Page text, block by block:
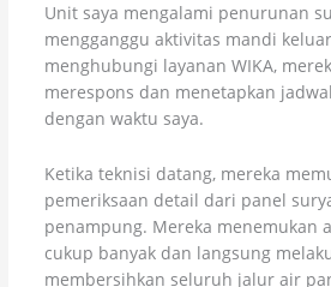
Unit saya mengalami penurunan
mengganggu aktivitas mandi
menghubungi layanan WIKA,
merespons dan menetapkan
dengan waktu saya.
Ketika teknisi datang, mereka
pemeriksaan detail dari panel
penampung. Mereka menemukan
cukup banyak dan langsung
membersihkan seluruh jalur air